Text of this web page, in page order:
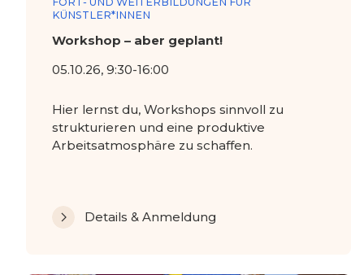
KÜNSTLER*INNEN
Workshop – aber geplant!
05.10.26, 9:30-16:00
Hier lernst du, Workshops sinnvoll zu
strukturieren und eine produktive
Arbeitsatmosphäre zu schaffen.
Details & Anmeldung